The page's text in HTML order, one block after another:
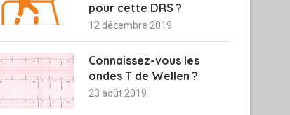
pour cette DRS ?
12 décembre 2019
Connaissez-vous les
ondes T de Wellen ?
23 août 2019